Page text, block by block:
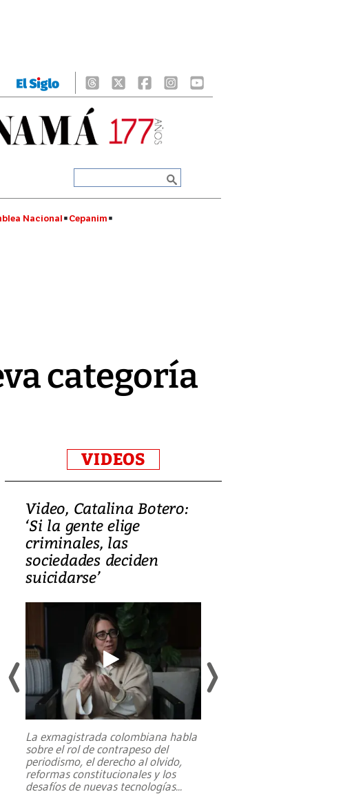
Nacional Cepanim
categoría
VIDEOS
Video, Catalina Botero:
‘Si la gente elige
criminales, las
sociedades deciden
suicidarse’
La exmagistrada colombiana habla
sobre el rol de contrapeso del
periodismo, el derecho al olvido,
reformas constitucionales y los
desafíos de nuevas tecnologías...